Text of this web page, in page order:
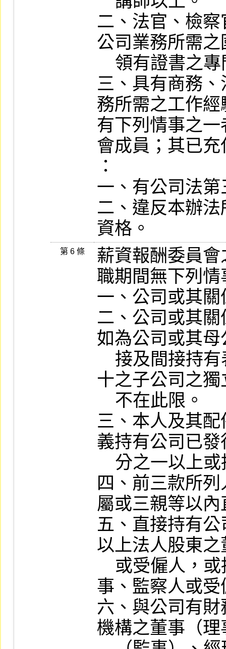
二、法官、檢
公司業務所需
三、具有商務
務所需之工作經
有下列情事之
會成員；其已
：
一、有公司法
二、違反本辦
資格。
第 6 條
薪資報酬委員
職期間無下列情
一、公司或其
二、公司或其
如為公司或其
十之子公司之
三、本人及其
義持有公司已
四、前三款所
屬或三親等以
五、直接持有
以上法人股東
事、監察人或受
六、與公司有
機構之董事（